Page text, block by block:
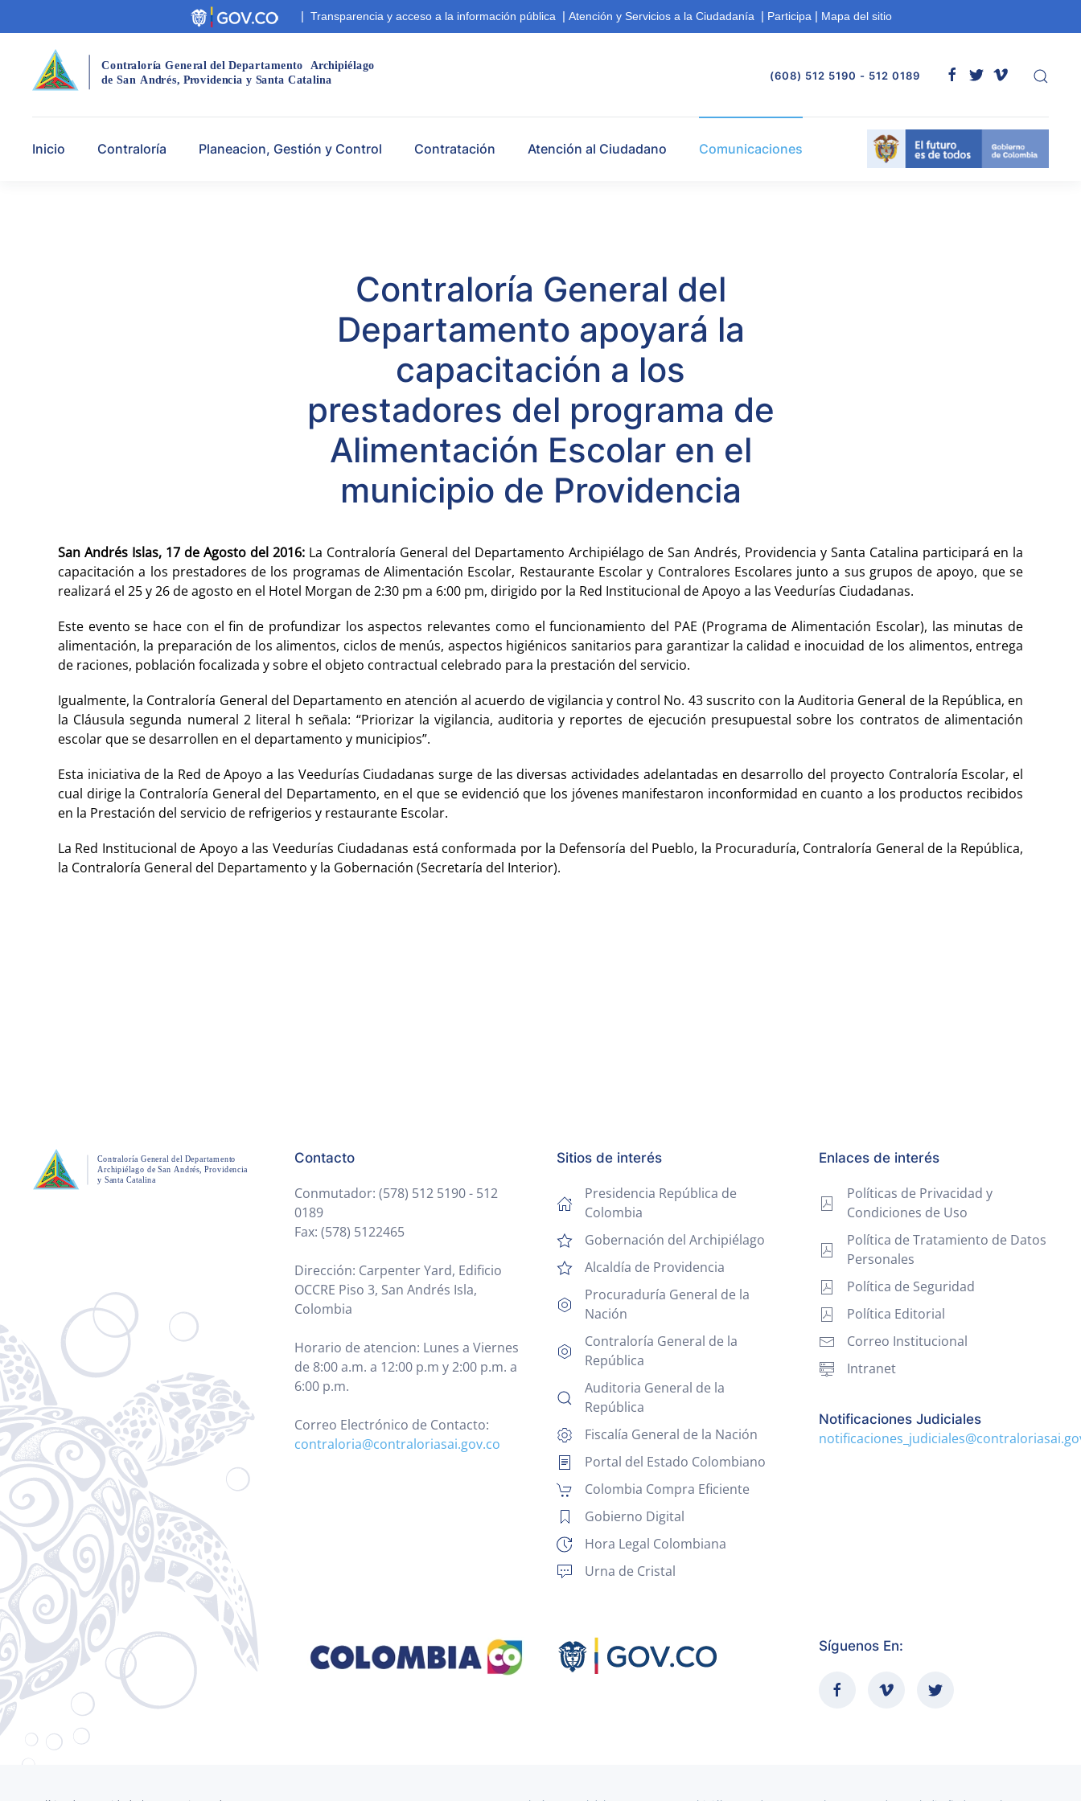
| Transparencia y acceso a la información pública | Atención y Servicios a la Ciudadanía | Participa | Mapa del sitio
Contraloría General del Departamento Archipiélago
de San Andrés, Providencia y Santa Catalina (608) 512 5190 - 512 0189
Inicio Contraloría Planeacion, Gestión y Control Contratación Atención al Ciudadano Comunicaciones
Contraloría General del
Departamento apoyará la
capacitación a los
prestadores del programa de
Alimentación Escolar en el
municipio de Providencia
San Andrés Islas, 17 de Agosto del 2016: La Contraloría General del Departamento Archipiélago de San Andrés, Providencia y Santa Catalina participará en la
capacitación a los prestadores de los programas de Alimentación Escolar, Restaurante Escolar y Contralores Escolares junto a sus grupos de apoyo, que se
realizará el 25 y 26 de agosto en el Hotel Morgan de 2:30 pm a 6:00 pm, dirigido por la Red Institucional de Apoyo a las Veedurías Ciudadanas.
Este evento se hace con el fin de profundizar los aspectos relevantes como el funcionamiento del PAE (Programa de Alimentación Escolar), las minutas de
alimentación, la preparación de los alimentos, ciclos de menús, aspectos higiénicos sanitarios para garantizar la calidad e inocuidad de los alimentos, entrega
de raciones, población focalizada y sobre el objeto contractual celebrado para la prestación del servicio.
Igualmente, la Contraloría General del Departamento en atención al acuerdo de vigilancia y control No. 43 suscrito con la Auditoria General de la República, en
la Cláusula segunda numeral 2 literal h señala: “Priorizar la vigilancia, auditoria y reportes de ejecución presupuestal sobre los contratos de alimentación
escolar que se desarrollen en el departamento y municipios”.
Esta iniciativa de la Red de Apoyo a las Veedurías Ciudadanas surge de las diversas actividades adelantadas en desarrollo del proyecto Contraloría Escolar, el
cual dirige la Contraloría General del Departamento, en el que se evidenció que los jóvenes manifestaron inconformidad en cuanto a los productos recibidos
en la Prestación del servicio de refrigerios y restaurante Escolar.
La Red Institucional de Apoyo a las Veedurías Ciudadanas está conformada por la Defensoría del Pueblo, la Procuraduría, Contraloría General de la República,
la Contraloría General del Departamento y la Gobernación (Secretaría del Interior).
Contacto
Conmutador: (578) 512 5190 - 512
0189
Fax: (578) 5122465
Dirección: Carpenter Yard, Edificio
OCCRE Piso 3, San Andrés Isla,
Colombia
Horario de atencion: Lunes a Viernes
de 8:00 a.m. a 12:00 p.m y 2:00 p.m. a
6:00 p.m.
Correo Electrónico de Contacto:
contraloria@contraloriasai.gov.co
Enlaces de interés
Políticas de Privacidad y
Condiciones de Uso
Política de Tratamiento de Datos
Personales
Política de Seguridad
Política Editorial
Correo Institucional
Intranet
Notificaciones Judiciales
Sitios de interés
Presidencia República de
Colombia
Gobernación del Archipiélago
Alcaldía de Providencia
Procuraduría General de la
Nación
Contraloría General de la
República
Auditoria General de la
República
Fiscalía General de la Nación
Portal del Estado Colombiano
Colombia Compra Eficiente
Gobierno Digital
Hora Legal Colombiana
Urna de Cristal
Síguenos En: